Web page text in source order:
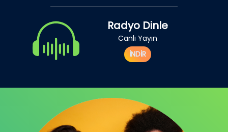
Radyo Dinle
Canlı Yayın
İNDİR